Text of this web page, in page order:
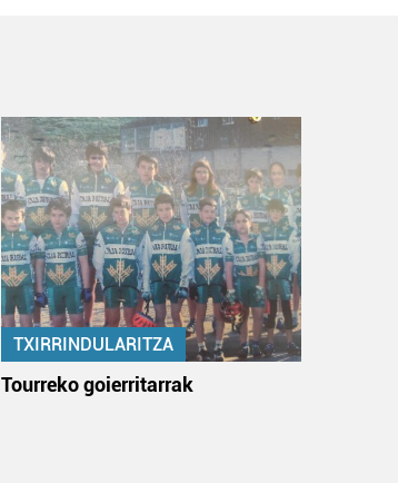
TXIRRINDULARITZA
Tourreko goierritarrak